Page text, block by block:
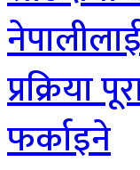
प्रक्रिया
फर्काइने